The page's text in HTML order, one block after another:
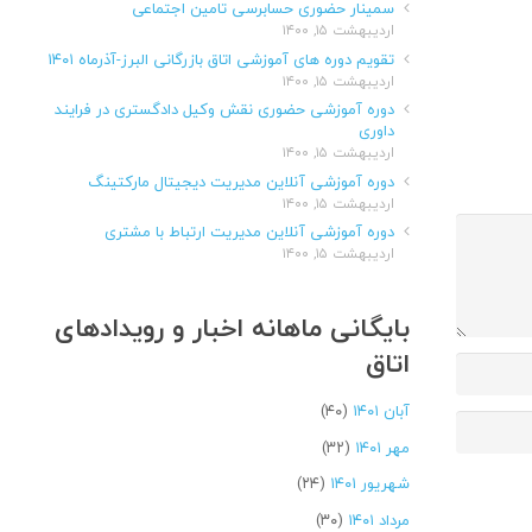
سمینار حضوری حسابرسی تامین اجتماعی
اردیبهشت ۱۵, ۱۴۰۰
تقویم دوره های آموزشی اتاق بازرگانی البرز-آذرماه ۱۴۰۱
اردیبهشت ۱۵, ۱۴۰۰
دوره آموزشی حضوری نقش وکیل دادگستری در فرایند
داوری
اردیبهشت ۱۵, ۱۴۰۰
دوره آموزشی آنلاین مدیریت دیجیتال مارکتینگ
اردیبهشت ۱۵, ۱۴۰۰
دوره آموزشی آنلاین مدیریت ارتباط با مشتری
اردیبهشت ۱۵, ۱۴۰۰
بایگانی ماهانه اخبار و رویدادهای
اتاق
آبان ۱۴۰۱
(۴۰)
مهر ۱۴۰۱
(۳۲)
شهریور ۱۴۰۱
(۲۴)
مرداد ۱۴۰۱
(۳۰)